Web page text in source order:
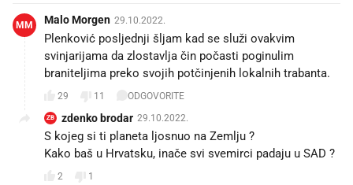
MM Malo Morgen 29.10.2022.
Plenković posljednji šljam kad se služi ovakvim
svinjarijama da zlostavlja čin počasti poginulim
braniteljima preko svojih potčinjenih lokalnih trabanta.
29 11 ODGOVORITE
ZB zdenko brodar 29.10.2022.
S kojeg si ti planeta ljosnuo na Zemlju ?
Kako baš u Hrvatsku, inače svi svemirci padaju u SAD ?
2
1